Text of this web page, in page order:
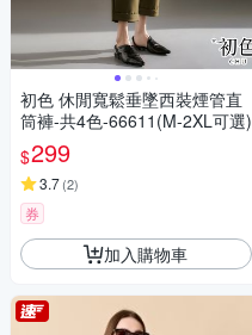
初色 休閒寬鬆垂墜西裝煙管直
筒褲-共4色-66611(M-2XL可選)
$299
3.7(2)
券
加入購物車